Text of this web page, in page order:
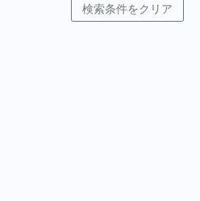
検索条件をクリア